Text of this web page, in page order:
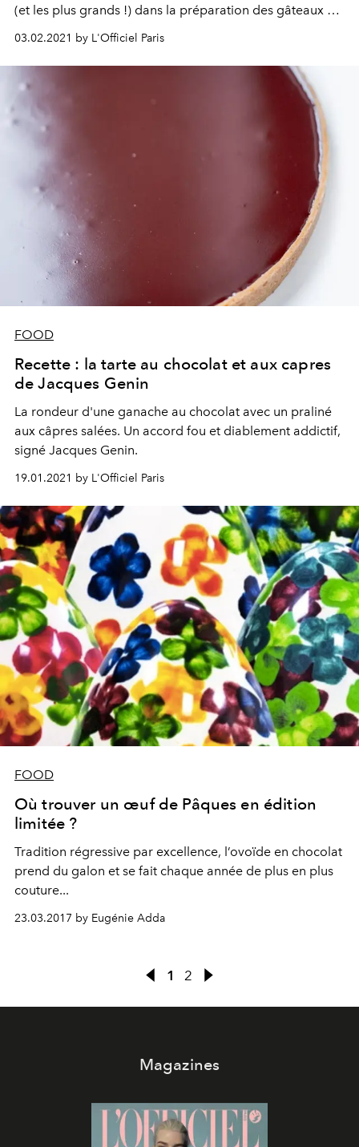
(et les plus grands !) dans la préparation des gâteaux de
03.02.2021 by L'Officiel Paris
FOOD
Recette : la tarte au chocolat et aux capres
de Jacques Genin
La rondeur d'une ganache au chocolat avec un praliné
aux câpres salées. Un accord fou et diablement addictif,
signé Jacques Genin.
19.01.2021 by L'Officiel Paris
FOOD
Où trouver un œuf de Pâques en édition
limitée ?
Tradition régressive par excellence, l’ovoïde en chocolat
prend du galon et se fait chaque année de plus en plus
couture...
23.03.2017 by Eugénie Adda
1 2
Magazines